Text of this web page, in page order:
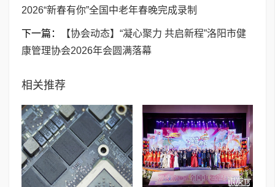
2026“新春有你”全国中老年春晚完成录制
下一篇：
【协会动态】“凝心聚力 共启新程”洛阳市健
康管理协会2026年会圆满落幕
相关推荐